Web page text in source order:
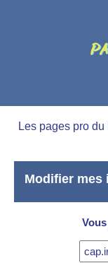
Les pages pro
Modifier mes